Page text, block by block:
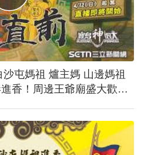
屯媽祖 爐主媽 山邊媽祖
香！周邊王爺廟盛大歡